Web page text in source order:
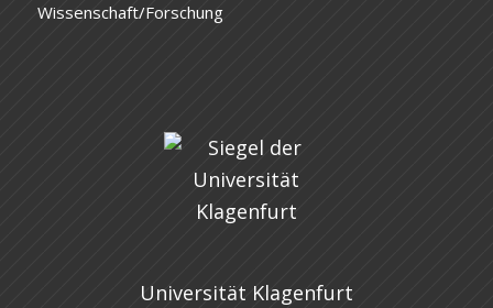
Wissenschaft/Forschung
Universität Klagenfurt